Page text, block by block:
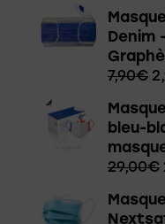
Denim
7,90€
bleu-
29,00€